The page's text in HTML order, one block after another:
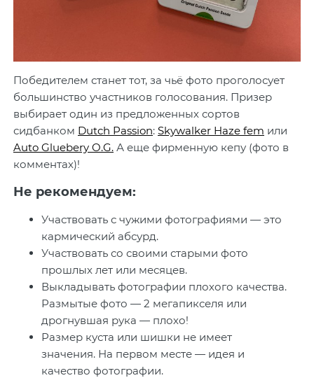
Победителем станет тот, за чьё фото проголосует
большинство участников голосования. Призер
выбирает один из предложенных сортов
сидбанком Dutch Passion: Skywalker Haze fem или
Auto Gluebery O.G. А еще фирменную кепу (фото в
комментах)!
Не рекомендуем:
Участвовать с чужими фотографиями — это
кармический абсурд.
Участвовать со своими старыми фото
прошлых лет или месяцев.
Выкладывать фотографии плохого качества.
Размытые фото — 2 мегапикселя или
дрогнувшая рука — плохо!
Размер куста или шишки не имеет
значения. На первом месте — идея и
качество фотографии.